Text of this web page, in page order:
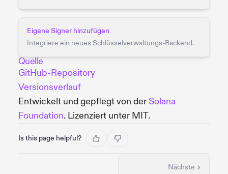
Eigene Signer hinzufügen
Integriere ein neues Schlüsselverwaltungs-Backend.
Quelle
GitHub-Repository
Versionsverlauf
Entwickelt und gepflegt von derSolana
Foundation. Lizenziert unter MIT.
Is this page helpful?
Nächste